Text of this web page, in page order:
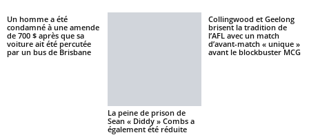
Un homme a été
condamné à une amende
de 700 $ après que sa
voiture ait été percutée
par un bus de Brisbane
La peine de prison de
Sean « Diddy » Combs a
également été réduite
Collingwood et Geelong
brisent la tradition de
l’AFL avec un match
d’avant-match « unique »
avant le blockbuster MCG